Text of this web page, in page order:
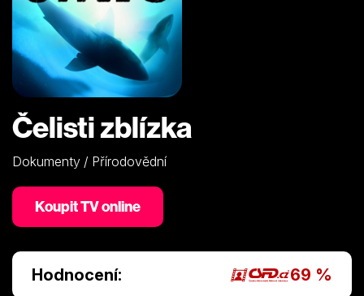
Čelisti zblízka
Dokumenty / Přírodovědní
Koupit TV online
Hodnocení: 69 %